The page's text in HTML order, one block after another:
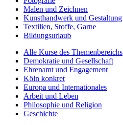
Malen und Zeichnen
Kunsthandwerk und Gestaltung
Textilien, Stoffe, Garne
Bildungsurlaub
Alle Kurse des Themenbereichs
Demokratie und Gesellschaft
Ehrenamt und Engagement
Köln konkret
Europa und Internationales
Arbeit und Leben
Philosophie und Religion
Geschichte